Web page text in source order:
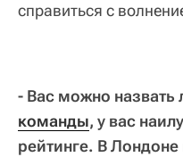
справиться с
- Вас можно назвать
команды, у вас
рейтинге. В